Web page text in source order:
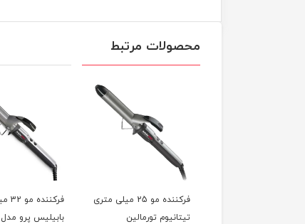
محصولات مرتبط
فرکننده مو 25 میلی متری
تیتانیوم تورمالین
بابیلیس پرو مدل